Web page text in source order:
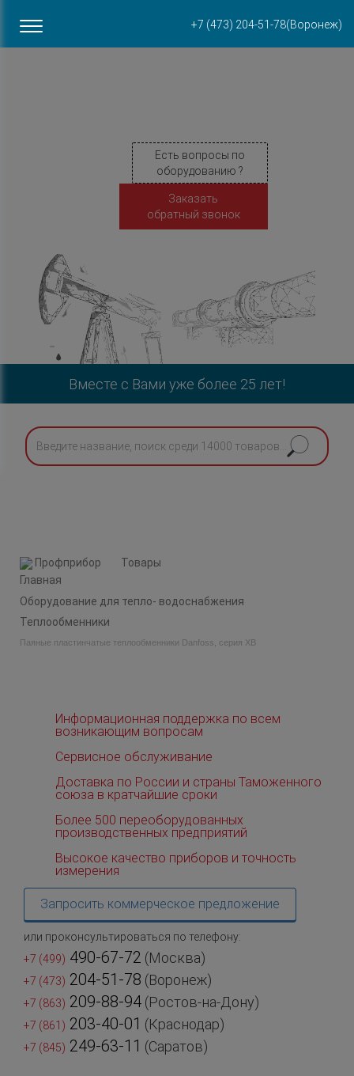
+7 (473) 204-51-78(Воронеж)
ул. Пирогова, 87Б
Есть вопросы по
оборудованию ?
Заказать
обратный звонок
Вместе с Вами уже более 25 лет!
Профприбор Товары
Оборудование для тепло- водоснабжения
Теплообменники
Паяные пластинчатые теплообменники Danfoss, серия XB
Информационная поддержка по всем
возникающим вопросам
Сервисное обслуживание
Доставка по России и страны Таможенного
союза в кратчайшие сроки
Более 500 переоборудованных
производственных предприятий
Высокое качество приборов и точность
измерения
Запросить коммерческое предложение
или проконсультироваться по телефону:
+7 (499) 490-67-72 (Москва)
+7 (473) 204-51-78 (Воронеж)
+7 (863) 209-88-94 (Ростов-на-Дону)
+7 (861) 203-40-01 (Краснодар)
+7 (845) 249-63-11 (Саратов)